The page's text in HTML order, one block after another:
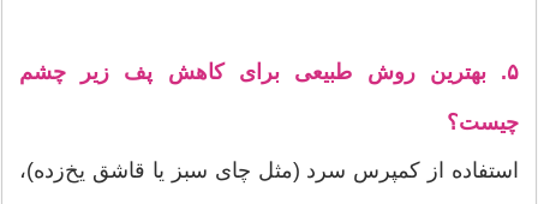
۵. بهترین روش طبیعی برای کاهش پف زیر چشم
چیست؟
استفاده از کمپرس سرد (مثل چای سبز یا قاشق یخ‌زده)،